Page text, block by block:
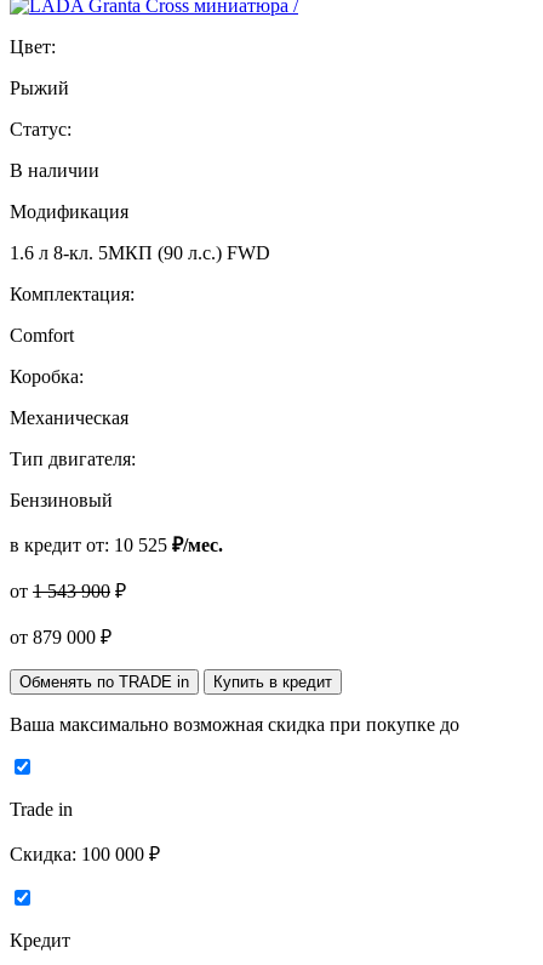
Цвет:
Рыжий
Статус:
В наличии
Модификация
1.6 л 8-кл. 5МКП (90 л.с.) FWD
Комплектация:
Comfort
Коробка:
Механическая
Тип двигателя:
Бензиновый
в кредит от: 10 525 ₽/мес.
от 1 543 900 ₽
от 879 000 ₽
Обменять по TRADE in Купить в кредит
Ваша максимально возможная скидка при покупке до
Trade in
Скидка: 100 000 ₽
Кредит